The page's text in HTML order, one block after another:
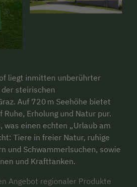
liegt inmitten unberührter
steirischen
Auf 720 m Seehöhe bietet
Erholung und Natur pur.
was einen echten „Urlaub am
Tiere in freier Natur, ruhige
und Schwammerlsuchen, sowie
und Krafttanken.
Angebot regionaler Produkte